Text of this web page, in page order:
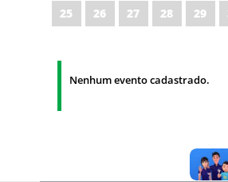
25
26 27 28 29
Nenhum evento cadastrado.